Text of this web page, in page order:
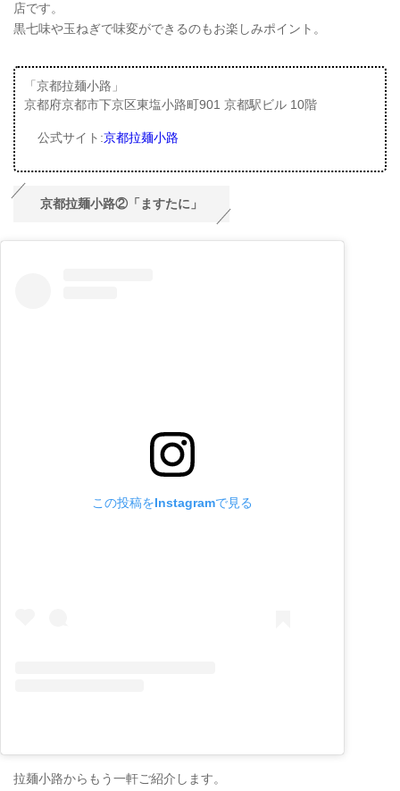
店です。
黒七味や玉ねぎで味変ができるのもお楽しみポイント。
「京都拉麺小路」
京都府京都市下京区東塩小路町901 京都駅ビル 10階
公式サイト:京都拉麺小路
京都拉麺小路②「ますたに」
この投稿をInstagramで見る
拉麺小路からもう一軒ご紹介します。